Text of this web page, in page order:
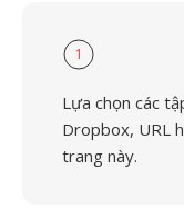
1
Lựa chọn các
Dropbox, URL
trang này.